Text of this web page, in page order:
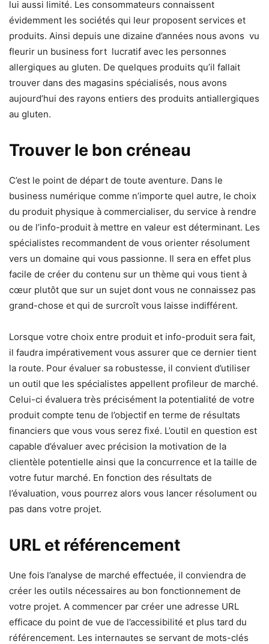
lui aussi limité. Les consommateurs connaissent
évidemment les sociétés qui leur proposent services et
produits. Ainsi depuis une dizaine d’années nous avons vu
fleurir un business fort lucratif avec les personnes
allergiques au gluten. De quelques produits qu’il fallait
trouver dans des magasins spécialisés, nous avons
aujourd’hui des rayons entiers des produits antiallergiques
au gluten.
Trouver le bon créneau
C’est le point de départ de toute aventure. Dans le
business numérique comme n’importe quel autre, le choix
du produit physique à commercialiser, du service à rendre
ou de l’info-produit à mettre en valeur est déterminant. Les
spécialistes recommandent de vous orienter résolument
vers un domaine qui vous passionne. Il sera en effet plus
facile de créer du contenu sur un thème qui vous tient à
cœur plutôt que sur un sujet dont vous ne connaissez pas
grand-chose et qui de surcroît vous laisse indifférent.
Lorsque votre choix entre produit et info-produit sera fait,
il faudra impérativement vous assurer que ce dernier tient
la route. Pour évaluer sa robustesse, il convient d’utiliser
un outil que les spécialistes appellent profileur de marché.
Celui-ci évaluera très précisément la potentialité de votre
produit compte tenu de l’objectif en terme de résultats
financiers que vous vous serez fixé. L’outil en question est
capable d’évaluer avec précision la motivation de la
clientèle potentielle ainsi que la concurrence et la taille de
votre futur marché. En fonction des résultats de
l’évaluation, vous pourrez alors vous lancer résolument ou
pas dans votre projet.
URL et référencement
Une fois l’analyse de marché effectuée, il conviendra de
créer les outils nécessaires au bon fonctionnement de
votre projet. A commencer par créer une adresse URL
efficace du point de vue de l’accessibilité et plus tard du
référencement. Les internautes se servant de mots-clés